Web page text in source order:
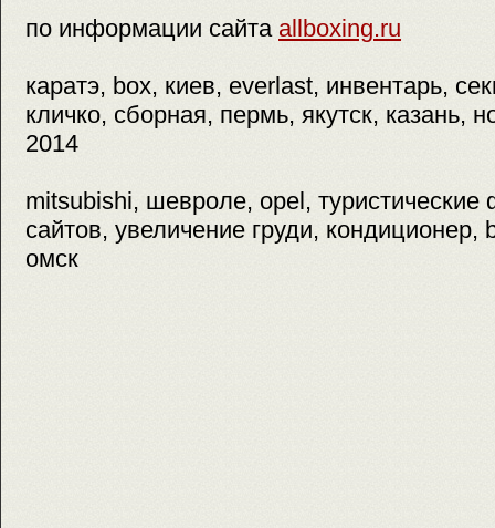
по информации сайта allboxing.ru
каратэ, box, киев, everlast, инвентарь,
кличко, сборная, пермь, якутск, казань,
2014
mitsubishi, шевроле, opel,
сайтов, увеличение груди, кондиционер,
омск